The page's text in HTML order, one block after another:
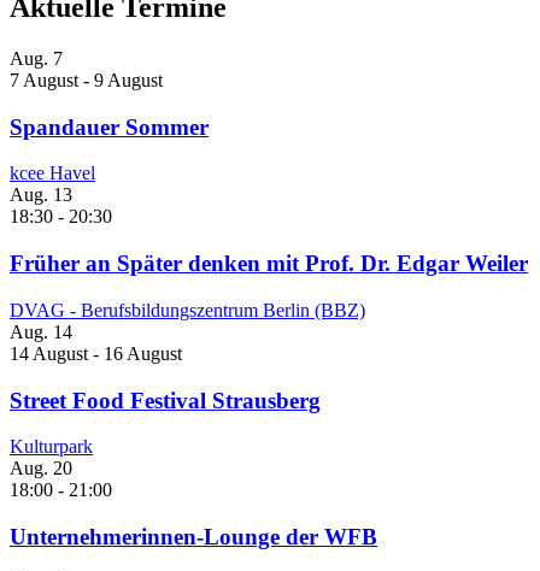
Aktuelle Termine
Aug. 7
7 August - 9 August
Spandauer Sommer
kcee Havel
Aug. 13
18:30 - 20:30
Früher an Später denken mit Prof. Dr. Edgar Weiler
DVAG - Berufsbildungszentrum Berlin (BBZ)
Aug. 14
14 August - 16 August
Street Food Festival Strausberg
Kulturpark
Aug. 20
18:00 - 21:00
Unternehmerinnen-Lounge der WFB